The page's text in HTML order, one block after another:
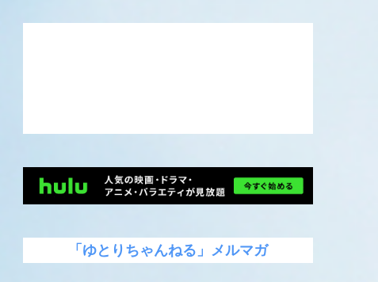
「ゆとりちゃんねる」メルマガ